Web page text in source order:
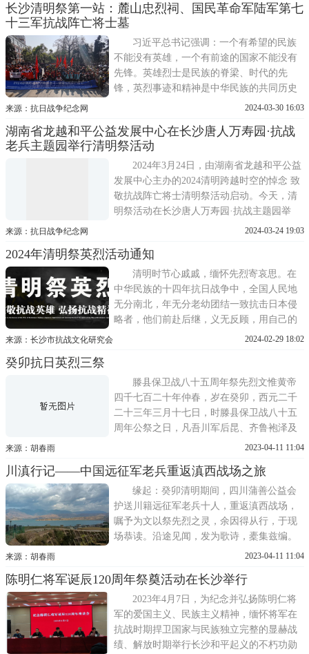
铁3350万吨、煤炭5 86亿吨、木材1亿立方
米，还有不计其数的文物;14年浴血奋战，中
国军民伤亡3500万人，中国
长沙清明祭第一站：麓山忠烈祠、国民革命军陆军第七
十三军抗战阵亡将士墓
习近平总书记强调：一个有希望的民族
不能没有英雄，一个有前途的国家不能没有
先锋。英雄烈士是民族的脊梁、时代的先
锋，英烈事迹和精神是中华民族的共同历史
记忆和宝贵精神财富。抗战相持阶段，湖南
坚持时间最长的主战场。抗战时期，日军在
湖南投入兵力50万余人次，先后发动了三次
长沙会战以及常德会战、长
来源：抗日战争纪念网 2024-03-30 16:03
湖南省龙越和平公益发展中心在长沙唐人万寿园·抗战
老兵主题园举行清明祭活动
2024年3月24日，由湖南省龙越和平公益
发展中心主办的2024清明跨越时空的悼念 致
敬抗战阵亡将士清明祭活动启动。今天，清
明祭活动在长沙唐人万寿园·抗战主题园举
行。唐人万寿园·抗战主题园是由民革长沙市
国第一家以抗战为主题的陵园，建成于2014
年。陵园第一期工程占地2000余平方米，由
英雄不朽碑胜利广
来源：抗日战争纪念网 2024-03-24 19:03
2024年清明祭英烈活动通知
清明时节心戚戚，缅怀先烈寄哀思。在
中华民族的十四年抗日战争中，全国人民地
无分南北，年无分老幼团结一致抗击日本侵
略者，他们前赴后继，义无反顾，用自己的
鲜血与生命捍卫着民族的尊严。许许多多的
们，是我们义不容辞的责任和义务。英烈虽
逝，精神永存。又是
来源：长沙市抗战文化研究会 2024-02-29 18:02
癸卯抗日英烈三祭
滕县保卫战八十五周年祭先烈文惟黄帝
四千七百二十年仲春，岁在癸卯，西元二千
二十三年三月十七日，时滕县保卫战八十五
周年公祭之日，凡吾川军后昆、齐鲁袍泽及
爱国志士，会聚滕州善国，敢以鲜花果酒，
前：呜呼！泱泱华夏，雄踞东方。悠悠乐
土，文物之邦。祖宗血脉，浩若江海之无
穷；文明普照，灿若天日之永
来源：胡春雨 2023-04-11 11:04
川滇行记——中国远征军老兵重返滇西战场之旅
缘起：癸卯清明期间，四川蒲善公益会
护送川籍远征军老兵十人，重返滇西战场，
嘱予为文以祭先烈之灵，余因得从行，于现
场恭读。沿途见闻，发为歌诗，橐集兹编。
朝发攀枝花攀一枝攀枝花，穿透历史的云
的温柔里，我们逾越川滇！回首处，是战士
们的家园。山城啊，就让我再看你一眼！再
往前，曾是英灵归神的火线。当
来源：胡春雨 2023-04-11 11:04
陈明仁将军诞辰120周年祭奠活动在长沙举行
2023年4月7日，为纪念并弘扬陈明仁将
军的爱国主义、民族主义精神，缅怀将军在
抗战时期捍卫国家与民族独立完整的显赫战
绩、解放时期举行长沙和平起义的不朽功勋